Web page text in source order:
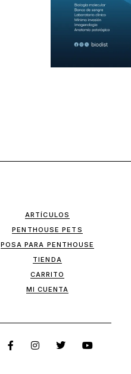
ARTÍCULOS
PENTHOUSE PETS
POSA PARA PENTHOUSE
TIENDA
CARRITO
MI CUENTA